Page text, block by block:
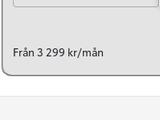
Från 3 299 kr/mån